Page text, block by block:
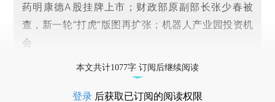
药明康德A股挂牌上市；财政部原副部长张少春被
查，新一轮“打虎”版图再扩张；机器人产业园投资机
会
本文共计1077字 订阅后继续阅读
登录 后获取已订阅的阅读权限